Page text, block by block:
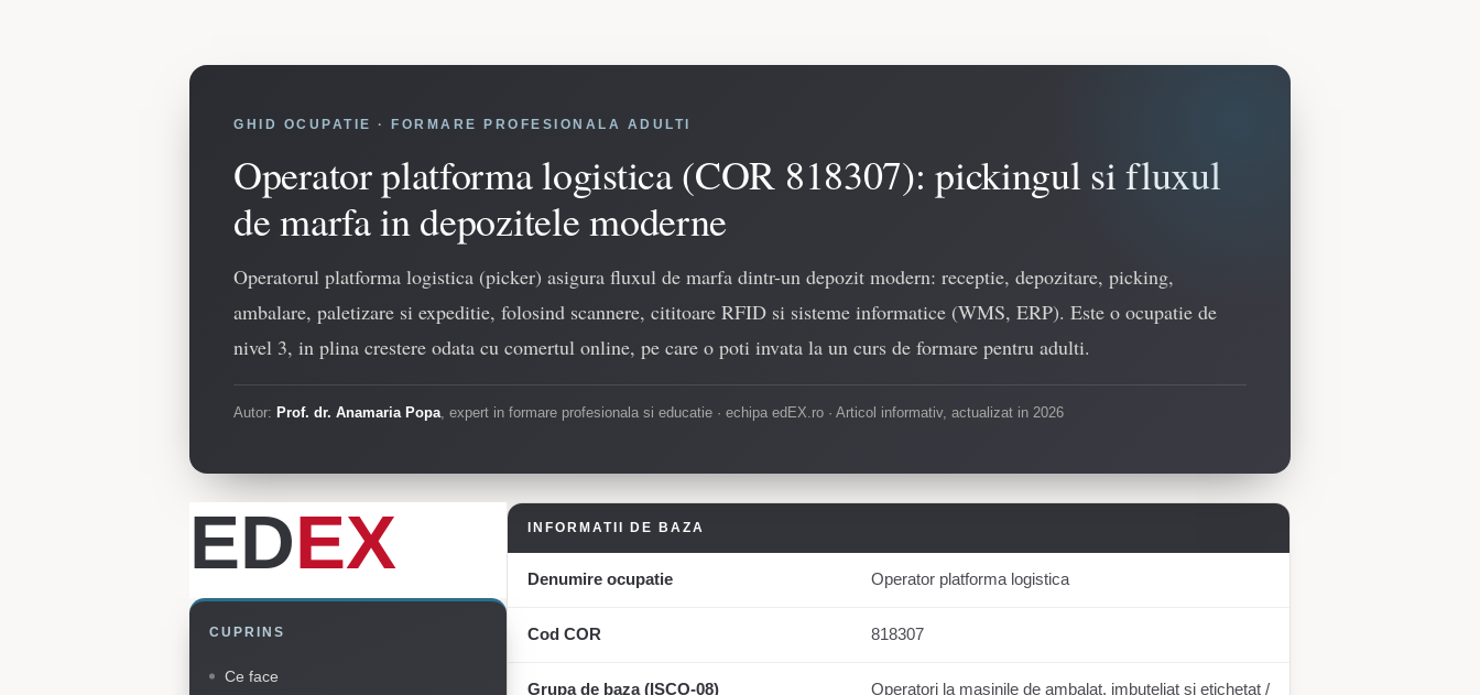
GHID OCUPATIE · FORMARE PROFESIONALA ADULTI
Operator platforma logistica (COR 818307): pickingul si fluxul
de marfa in depozitele moderne
Operatorul platforma logistica (picker) asigura fluxul de marfa dintr-un depozit modern: receptie, depozitare, picking,
ambalare, paletizare si expeditie, folosind scannere, cititoare RFID si sisteme informatice (WMS, ERP). Este o ocupatie de
nivel 3, in plina crestere odata cu comertul online, pe care o poti invata la un curs de formare pentru adulti.
Autor: Prof. dr. Anamaria Popa, expert in formare profesionala si educatie · echipa edEX.ro · Articol informativ, actualizat in 2026
EDEX
CUPRINS
Ce face
INFORMATII DE BAZA
Denumire ocupatie Operator platforma logistica
Cod COR 818307
Grupa de baza (ISCO-08)
Operatori la masinile de ambalat, imbuteliat si etichetat /